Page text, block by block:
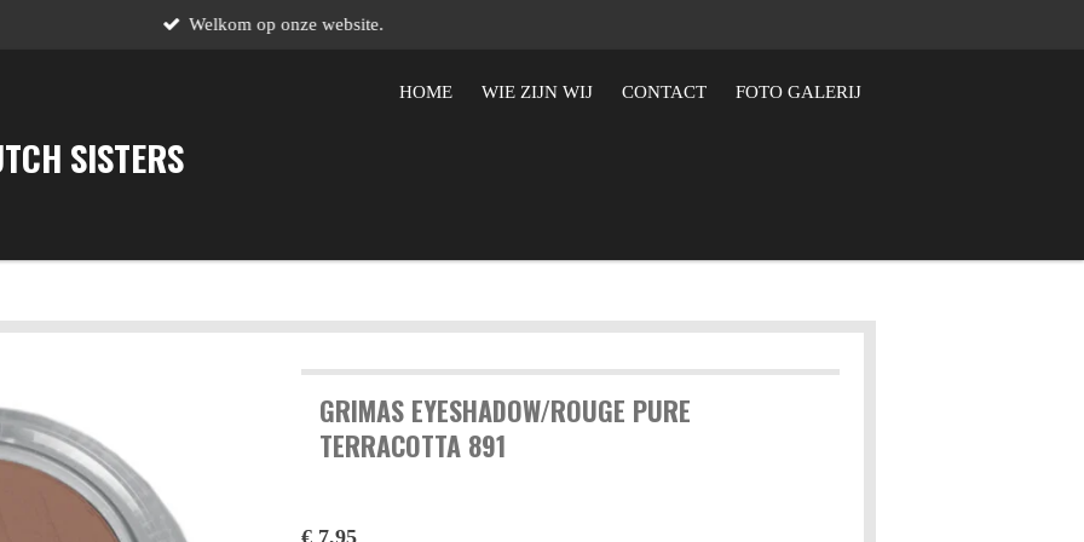
Welkom op onze website.
SISTERS
HOME WIE ZIJN WIJ CONTACT FOTO GALERIJ
GRIMAS EYESHADOW/ROUGE PURE
TERRACOTTA 891
€ 7,95